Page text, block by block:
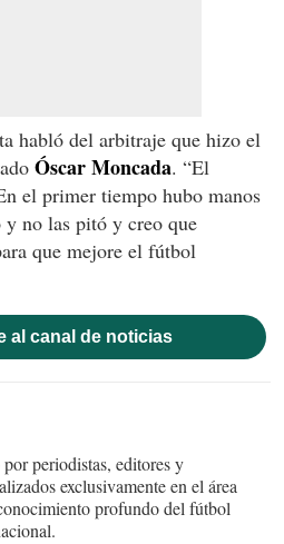
habló del arbitraje que hizo el
Óscar Moncada. “El
el primer tiempo hubo manos
y no las pitó y creo que
que mejore el fútbol
al canal de noticias
periodistas, editores y
exclusivamente en el área
profundo del fútbol